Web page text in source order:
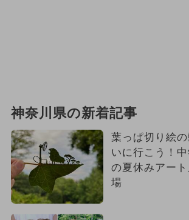
神奈川県の新着記事
葉っぱ切り絵
いに行こう！
の夏休みアー
場